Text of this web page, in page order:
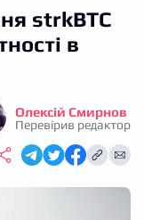
strkBTC
в
Олексій Смирнов
Перевірив редактор